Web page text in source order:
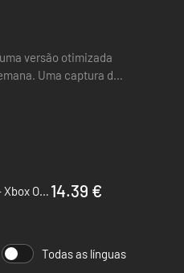
e dirija os
versão otimizada
Uma captura de
Tom Clancy's Ghost Recon: Breakpoint - Xbox One & Xbox Series X|S 14.39 €
Todas as línguas